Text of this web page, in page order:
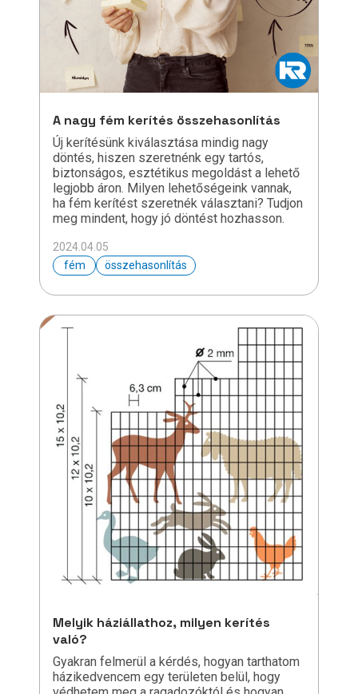
A nagy fém kerítés összehasonlítás
Új kerítésünk kiválasztása mindig nagy
döntés, hiszen szeretnénk egy tartós,
biztonságos, esztétikus megoldást a lehető
legjobb áron. Milyen lehetőségeink vannak,
ha fém kerítést szeretnék választani? Tudjon
meg mindent, hogy jó döntést hozhasson.
2024.04.05
fém
összehasonlítás
Melyik háziállathoz, milyen kerítés
való?
Gyakran felmerül a kérdés, hogyan tarthatom
házikedvencem egy területen belül, hogy